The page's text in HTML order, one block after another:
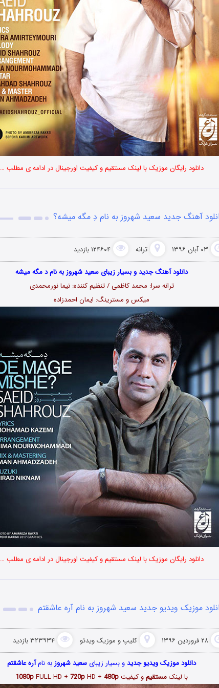
دانلود رایگان موزیک با لینک مستقیم و کیفیت اورجینال در ادامه ی مطلب …
آهنگ جدید سعید شهروز به نام دِ مگه میشه؟
۰۳ آبان ۱۳۹۶ ترانه ۱۲۴۶۰۴ بازدید
دانلود آهنگ جدید و بسیار زیبای سعید شهروز به نام د مگه میشه
ترانه سرا: محمد کاظمی / تنظیم کننده: نیما نورمحمدی
میکس و مسترینگ: ایمان احمدزاده
دانلود رایگان موزیک با لینک مستقیم و کیفیت اورجینال در ادامه ی مطلب …
موزیک ویدیو جدید سعید شهروز به نام آره عاشقتم
۲۸ فروردین ۱۳۹۶ کلیپ و موزیک ویدئو ۳۲۳۹۳۴ بازدید
دانلود موزیک ویدیو جدیدو بسیار زیبای سعید شهروزبه نامآره عاشقتم
با لینکمستقیمو کیفیت 1080pFULL HD +720pHD +480p